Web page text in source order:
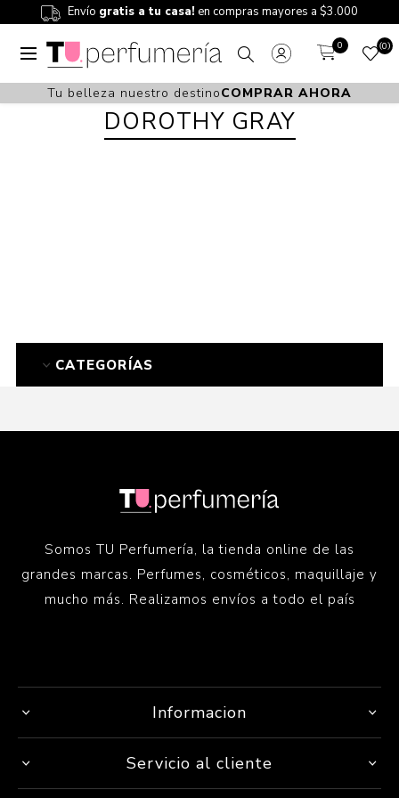
Envío gratis a tu casa! en compras mayores a $3.000
0 0
Tu belleza nuestro destinoCOMPRAR AHORA
DOROTHY GRAY
CATEGORÍAS
Somos TU Perfumería, la tienda online de las
grandes marcas. Perfumes, cosméticos, maquillaje y
mucho más. Realizamos envíos a todo el país
Informacion
Servicio al cliente